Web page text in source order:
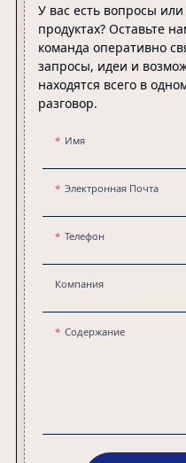
У вас есть вопросы
продуктах? Оставьте
команда оперативно
запросы, идеи и
находятся всего в
разговор.
Имя
Электронная Почта
Телефон
Компания
Содержание